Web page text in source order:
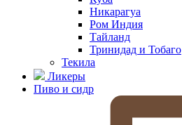
Никарагуа
Ром Индия
Тайланд
Тринидад и Тобаго
Текила
Ликеры
Пиво и сидр